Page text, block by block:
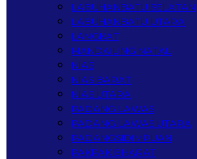
LABUHANBATU SELATAN
LABUHANBATU UTARA
LANGKAT
MANDAILING NATAL
NIAS
NIAS BARAT
NIAS UTARA
PADANG LAWAS
PADANG LAWAS UTARA
PADANGSIDIMPUAN
PAKPAK BHARAT